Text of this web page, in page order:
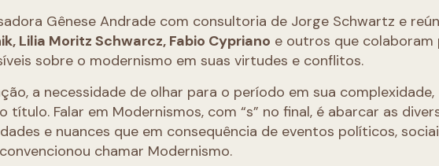
Gênese Andrade com consultoria de Jorge Schwartz e
Lilia Moritz Schwarcz, Fabio Cypriano e outros que colaboram
sobre o modernismo em suas virtudes e conflitos.
a necessidade de olhar para o período em sua complexidade,
título. Falar em Modernismos, com “s” no final, é abarcar as
e nuances que em consequência de eventos políticos,
chamar Modernismo.